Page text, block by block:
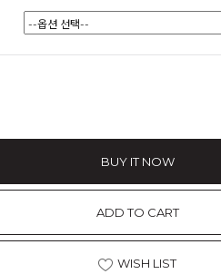
BUY IT NOW
ADD TO CART
WISH LIST